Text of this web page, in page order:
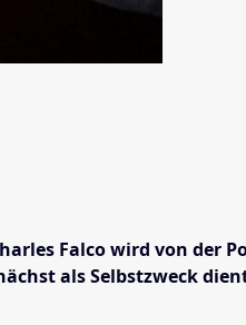
Falco wird von
als Selbstzweck